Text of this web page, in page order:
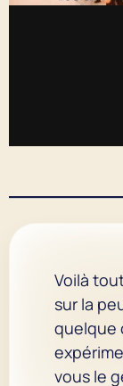
Voilà
sur la
quelque
vous le